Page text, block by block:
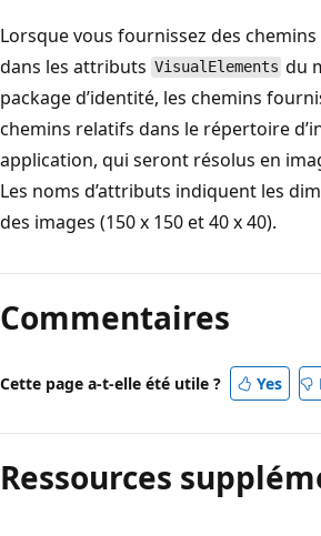
Lorsque vous fournissez des chemins
dans les attributs VisualElements du
package d’identité, les chemins
chemins relatifs dans le répertoire
application, qui seront résolus en
Les noms d’attributs indiquent les
des images (150 x 150 et 40 x 40).
Commentaires
Cette page a-t-elle été utile ? Yes
Ressources